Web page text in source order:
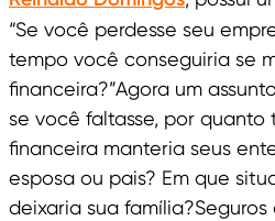
“Se você perdesse seu
tempo você conseguiria se
financeira?”Agora um
se você faltasse, por quanto
financeira manteria seus
esposa ou pais? Em que
deixaria sua